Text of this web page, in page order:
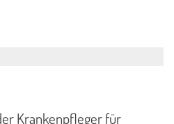
Krankenpfleger für